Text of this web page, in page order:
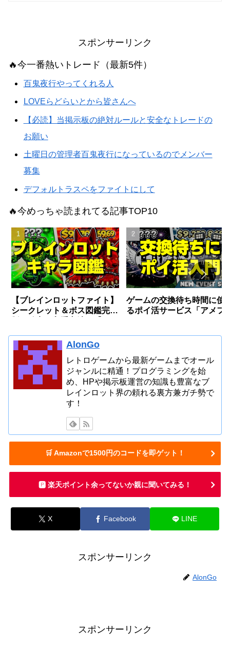
スポンサーリンク
🔥今一番熱いトレード（最新5件）
百鬼夜行やってくれる人
LOVEらどらいとから皆さんへ
【必読】当掲示板の絶対ルールと安全なトレードの
お願い
土曜日の管理者百鬼夜行になっているのでメンバー
募集
デフォルトラスペをファイトにして
🔥今めっちゃ読まれてる記事TOP10
【ブレインロットファイト】
シークレット＆ボス図鑑完全
ゲームの交換待ち時間に使
るポイ活サービス「アメフ
AlonGo
レトロゲームから最新ゲームまでオール
ジャンルに精通！プログラミングを始
め、HPや掲示板運営の知識も豊富なブ
レインロット界の頼れる裏方兼ガチ勢で
す！
🛒 Amazonで1500円のコードを即ゲット！
🅿️ 楽天ポイント余ってないか親に聞いてみる！
X Facebook LINE
スポンサーリンク
AlonGo
スポンサーリンク